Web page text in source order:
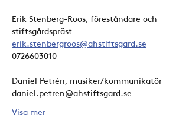
Erik Stenberg-Roos, föreståndare och
stiftsgårdspräst
erik.stenbergroos@ahstiftsgard.se
0726603010
Daniel Petrén, musiker/kommunikatör
daniel.petren@ahstiftsgard.se
Visa mer